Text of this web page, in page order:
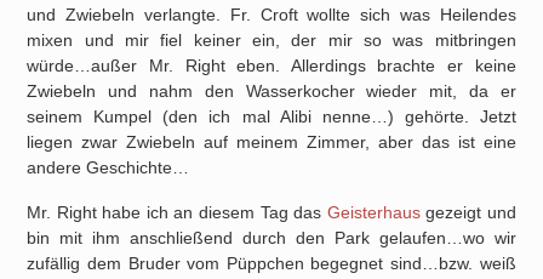
und Zwiebeln verlangte. Fr. Croft wollte sich was Heilendes
mixen und mir fiel keiner ein, der mir so was mitbringen
würde…außer Mr. Right eben. Allerdings brachte er keine
Zwiebeln und nahm den Wasserkocher wieder mit, da er
seinem Kumpel (den ich mal Alibi nenne…) gehörte. Jetzt
liegen zwar Zwiebeln auf meinem Zimmer, aber das ist eine
andere Geschichte…
Mr. Right habe ich an diesem Tag das Geisterhausgezeigt und
bin mit ihm anschließend durch den Park gelaufen…wo wir
zufällig dem Bruder vom Püppchen begegnet sind…bzw. weiß